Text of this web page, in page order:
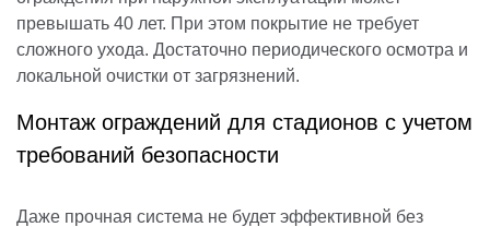
превышать 40 лет. При этом покрытие не требует
сложного ухода. Достаточно периодического осмотра и
локальной очистки от загрязнений.
Монтаж ограждений для стадионов с учетом
требований безопасности
Даже прочная система не будет эффективной без